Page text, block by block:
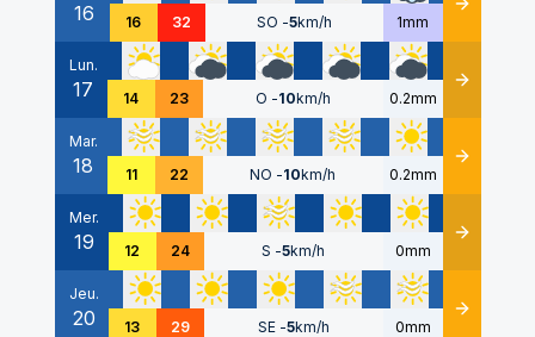
16 16 32 SO -5km/h 1mm Détails
Lun.
17 14 23 O -10km/h 0.2mm Détails
Mar.
18 11 22 NO -10km/h 0.2mm Détails
Mer.
19 12 24 S -5km/h 0mm Détails
Jeu.
20 13 29 SE -5km/h 0mm Détails